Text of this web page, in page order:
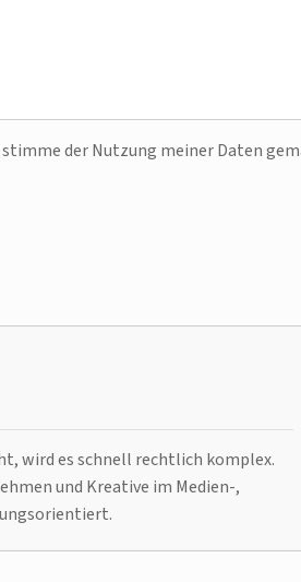
stimme der Nutzung meiner Daten
wird es schnell rechtlich komplex.
und Kreative im Medien-,